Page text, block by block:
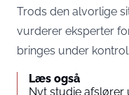
Trods den alvorlige
vurderer eksperter
bringes under kontrol.
Læs også
Nyt studie afslører